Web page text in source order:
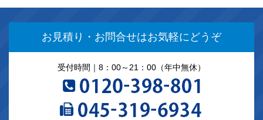
お見積り・お問合せはお気軽にどうぞ
受付時間｜8：00～21：00（年中無休）